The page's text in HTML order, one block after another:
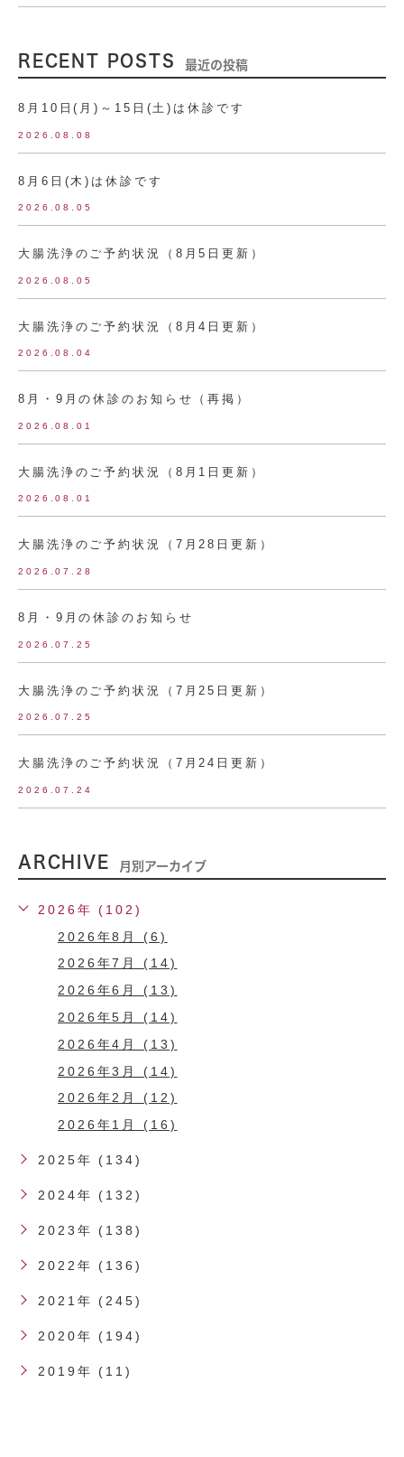
RECENT POSTS 最近の投稿
8月10日(月)～15日(土)は休診です
2026.08.08
8月6日(木)は休診です
2026.08.05
大腸洗浄のご予約状況（8月5日更新）
2026.08.05
大腸洗浄のご予約状況（8月4日更新）
2026.08.04
8月・9月の休診のお知らせ（再掲）
2026.08.01
大腸洗浄のご予約状況（8月1日更新）
2026.08.01
大腸洗浄のご予約状況（7月28日更新）
2026.07.28
8月・9月の休診のお知らせ
2026.07.25
大腸洗浄のご予約状況（7月25日更新）
2026.07.25
大腸洗浄のご予約状況（7月24日更新）
2026.07.24
ARCHIVE 月別アーカイブ
2026年 (102)
2026年8月 (6)
2026年7月 (14)
2026年6月 (13)
2026年5月 (14)
2026年4月 (13)
2026年3月 (14)
2026年2月 (12)
2026年1月 (16)
2025年 (134)
2024年 (132)
2023年 (138)
2022年 (136)
2021年 (245)
2020年 (194)
2019年 (11)